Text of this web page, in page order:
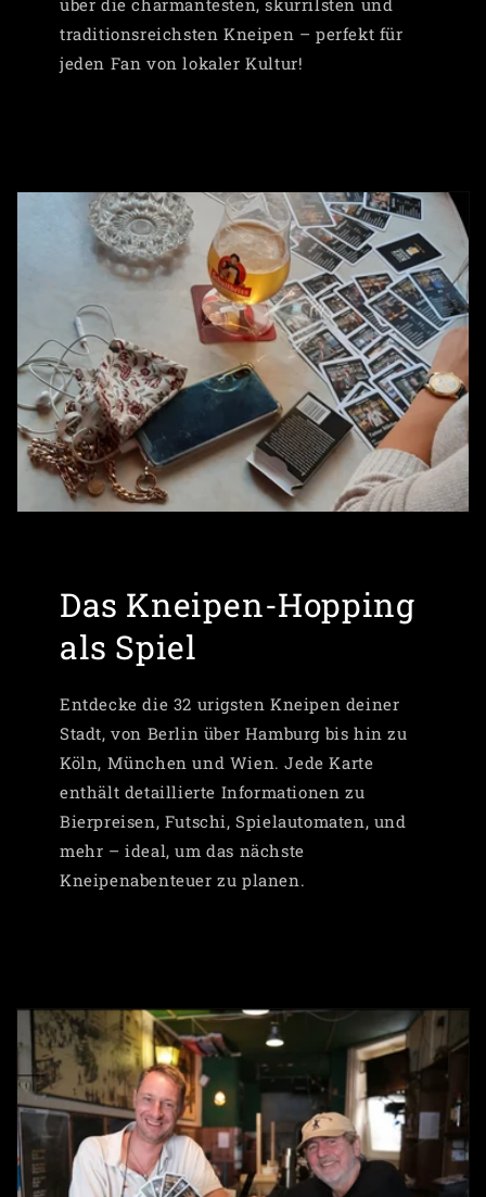
über die charmantesten, skurrilsten und
traditionsreichsten Kneipen – perfekt für
jeden Fan von lokaler Kultur!
Das Kneipen-Hopping
als Spiel
Entdecke die 32 urigsten Kneipen deiner
Stadt, von Berlin über Hamburg bis hin zu
Köln, München und Wien. Jede Karte
enthält detaillierte Informationen zu
Bierpreisen, Futschi, Spielautomaten, und
mehr – ideal, um das nächste
Kneipenabenteuer zu planen.